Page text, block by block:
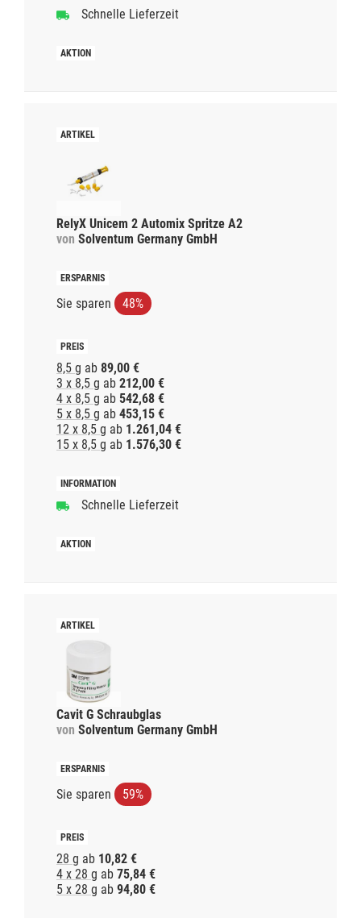
Schnelle Lieferzeit
RelyX Unicem 2 Automix Spritze A2
von Solventum Germany GmbH
Sie sparen 48%
8,5 g ab 89,00 €
3 x 8,5 g ab 212,00 €
4 x 8,5 g ab 542,68 €
5 x 8,5 g ab 453,15 €
12 x 8,5 g ab 1.261,04 €
15 x 8,5 g ab 1.576,30 €
Schnelle Lieferzeit
Cavit G Schraubglas
von Solventum Germany GmbH
Sie sparen 59%
28 g ab 10,82 €
4 x 28 g ab 75,84 €
5 x 28 g ab 94,80 €